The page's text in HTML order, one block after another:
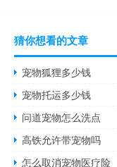
猜你想看的文章
宠物狐狸多少钱
宠物托运多少钱
问道宠物怎么洗点
高铁允许带宠物吗
怎么取消宠物医疗险